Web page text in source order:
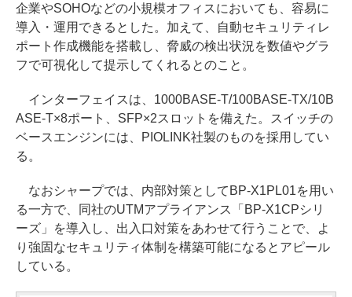
企業やSOHOなどの小規模オフィスにおいても、容易に
導入・運用できるとした。加えて、自動セキュリティレ
ポート作成機能を搭載し、脅威の検出状況を数値やグラ
フで可視化して提示してくれるとのこと。
インターフェイスは、1000BASE-T/100BASE-TX/10B
ASE-T×8ポート、SFP×2スロットを備えた。スイッチの
ベースエンジンには、PIOLINK社製のものを採用してい
る。
なおシャープでは、内部対策としてBP-X1PL01を用い
る一方で、同社のUTMアプライアンス「BP-X1CPシリ
ーズ」を導入し、出入口対策をあわせて行うことで、よ
り強固なセキュリティ体制を構築可能になるとアピール
している。